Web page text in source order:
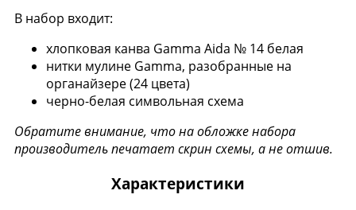
В набор входит:
хлопковая канва Gamma Aida № 14 белая
нитки мулине Gamma, разобранные на
органайзере (24 цвета)
черно-белая символьная схема
Обратите внимание, что на обложке набора
производитель печатает скрин схемы, а не отшив.
Характеристики